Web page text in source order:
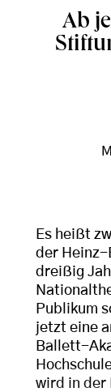
Ab
Es heißt
der
dreißig
Publikum
jetzt eine
Ballett-
wird in der